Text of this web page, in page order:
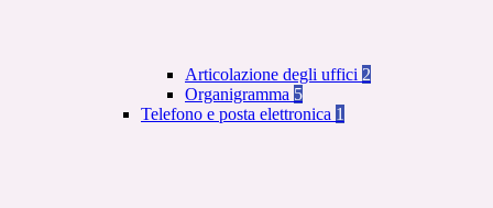
Articolazione degli uffici 2
Organigramma 5
Telefono e posta elettronica 1